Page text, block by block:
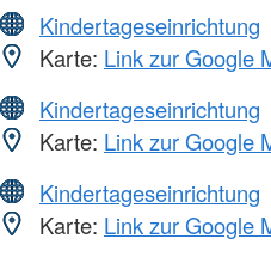
Kindertageseinrichtung
Karte: Link zur Google
Kindertageseinrichtung
Karte: Link zur Google
Kindertageseinrichtung
Karte: Link zur Google